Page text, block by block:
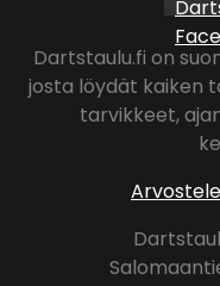
Dartstaulu.fi on
josta löydät kaiken
tarvikkeet,